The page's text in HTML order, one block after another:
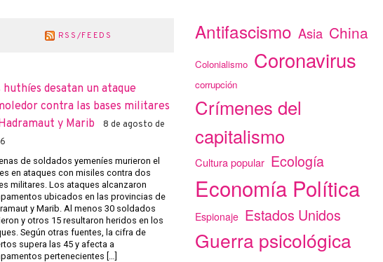
RSS/FEEDS
huthíes desatan un ataque
contra las bases militares
y Marib
8 de agosto de
de soldados yemeníes murieron el
en ataques con misiles contra dos
militares. Los ataques alcanzaron
ubicados en las provincias de
y Marib. Al menos 30 soldados
y otros 15 resultaron heridos en los
Según otras fuentes, la cifra de
supera las 45 y afecta a
pertenecientes […]
Antifascismo Asia China
Colonialismo Coronavirus
corrupción
Crímenes del
capitalismo
Cultura popular Ecología
Economía Política
Espionaje Estados Unidos
Guerra psicológica